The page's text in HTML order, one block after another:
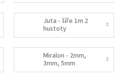
Juta - šíře 1m 2
hustoty
Miralon - 2mm,
3mm, 5mm